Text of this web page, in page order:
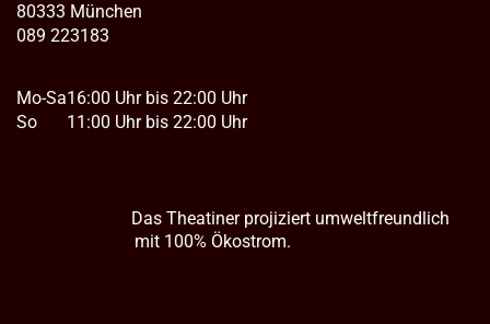
80333 München
089 223183
Mo-Sa
So
16:00 Uhr bis 22:00 Uhr
11:00 Uhr bis 22:00 Uhr
Das Theatiner projiziert umweltfreundlich
mit 100% Ökostrom.